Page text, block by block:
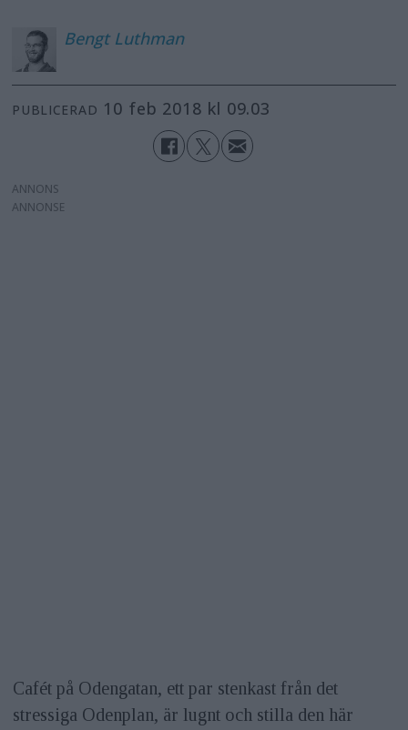
Bengt Luthman
PUBLICERAD 10 feb 2018 kl 09.03
ANNONS
Cafét på Odengatan, ett par stenkast från det
stressiga Odenplan, är lugnt och stilla den här